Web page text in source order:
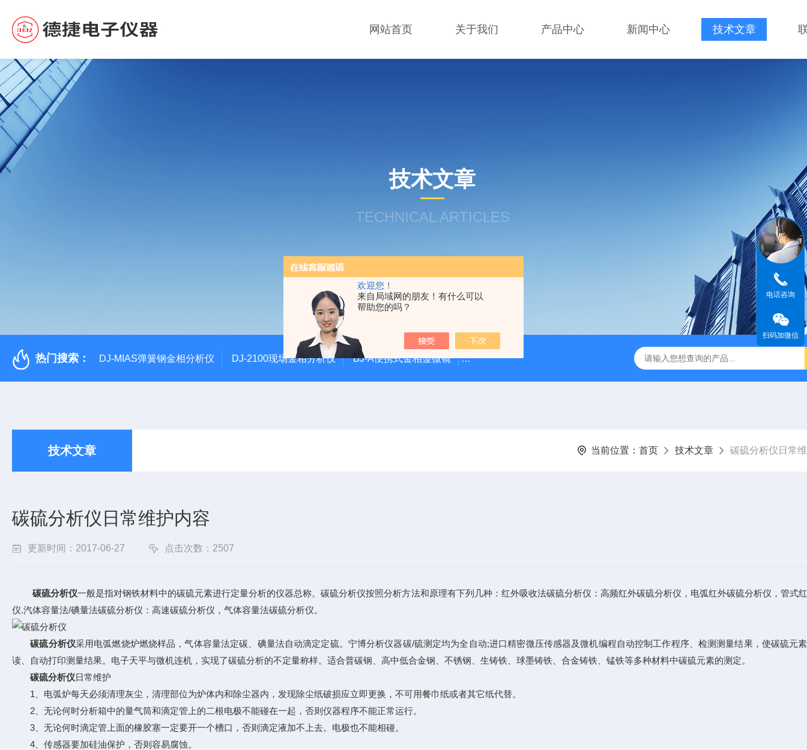
欢迎您！
来自局域网的朋友！有什么可以
帮助您的吗？
网站首页 关于我们 产品中心 新闻中心 技术文章
技术文章
TECHNICAL ARTICLES
热门搜索： DJ-MIAS弹簧钢金相分析仪 DJ-2100现场金相分析仪 BJ-A便携式金相显微镜 DJ-XM1000金相图像分析仪 DJ-MIAS金相仪 DJ-MIAS金相图像分析软件
技术文章 当前位置： 首页 技术文章 碳硫分析仪日常
碳硫分析仪日常维护内容
更新时间：2017-06-27 点击次数：2507
碳硫分析仪一般是指对钢铁材料中的碳硫元素进行定量分析的仪器总称。碳硫分析仪按照分析方法和原理有下列几种：红外吸收法碳硫分析仪：高频红外碳硫分析仪，电弧红外碳硫分析仪，管式
仪.汽体容量法/碘量法碳硫分析仪：高速碳硫分析仪，气体容量法碳硫分析仪。
碳硫分析仪采用电弧燃烧炉燃烧样品，气体容量法定碳、碘量法自动滴定定硫。宁博分析仪器碳/硫测定均为全自动;进口精密微压传感器及微机编程自动控制工作程序、检测测量结果，使碳硫元
读、自动打印测量结果。电子天平与微机连机，实现了碳硫分析的不定量称样。适合普碳钢、高中低合金钢、不锈钢、生铸铁、球墨铸铁、合金铸铁、锰铁等多种材料中碳硫元素的测定。
碳硫分析仪日常维护
1、电弧炉每天必须清理灰尘，清理部位为炉体内和除尘器内，发现除尘纸破损应立即更换，不可用餐巾纸或者其它纸代替。
2、无论何时分析箱中的量气筒和滴定管上的二根电极不能碰在一起，否则仪器程序不能正常运行。
3、无论何时滴定管上面的橡胶塞一定要开一个槽口，否则滴定液加不上去。电极也不能相碰。
4、传感器要加硅油保护，否则容易腐蚀。
电话咨询
扫码加微信